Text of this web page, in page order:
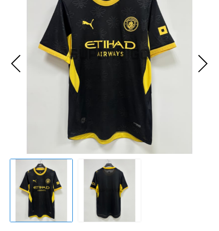
Premier League
Ligue 1
Otras Ligas
Entrenamiento